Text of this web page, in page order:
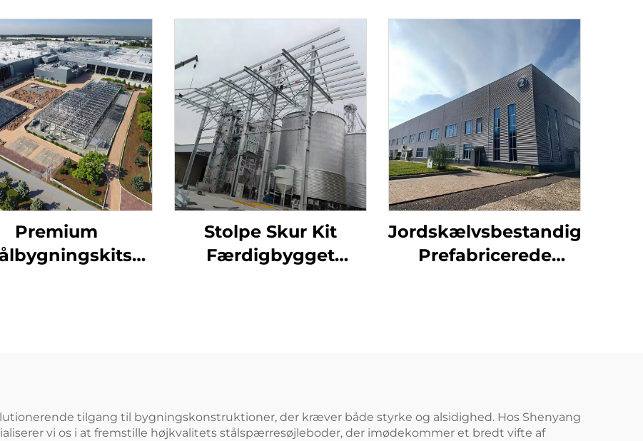
Premium
Stolpe Skur Kit
Færdigbygget
Jordskælvsbestandig
Prefabricerede
tilgang til bygningskonstruktioner, der kræver både styrke og alsidighed. Hos Shenyang
vi os i at fremstille højkvalitets stålspærresøjleboder, der imødekommer et bredt vifte af